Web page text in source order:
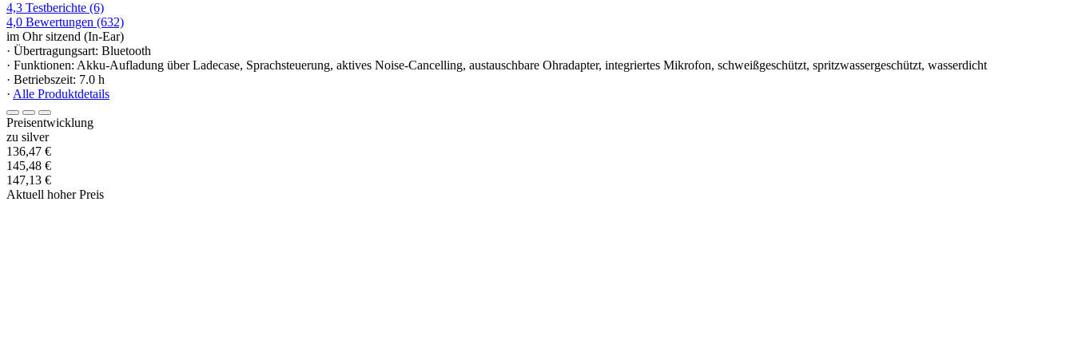
4,3 Testberichte (6)
4,0 Bewertungen (632)
im Ohr sitzend (In-Ear)
· Übertragungsart: Bluetooth
· Funktionen: Akku-Aufladung über Ladecase, Sprachsteuerung, aktives Noise-Cancelling, austauschbare Ohradapter, integriertes Mikrofon, schweißgeschützt, spritzwassergeschützt, wasserdicht
· Betriebszeit: 7.0 h
· Alle Produktdetails
Preisentwicklung
zu silver
136,47 €
145,48 €
147,13 €
Aktuell hoher Preis